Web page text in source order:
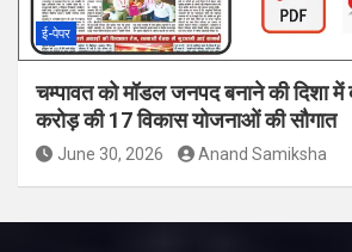
ई-पेपर
चम्पावत को मॉडल जनपद बनाने की दिशा
करोड़ की 17 विकास योजनाओं की सौगात
June 30, 2026 Anand Samiksha